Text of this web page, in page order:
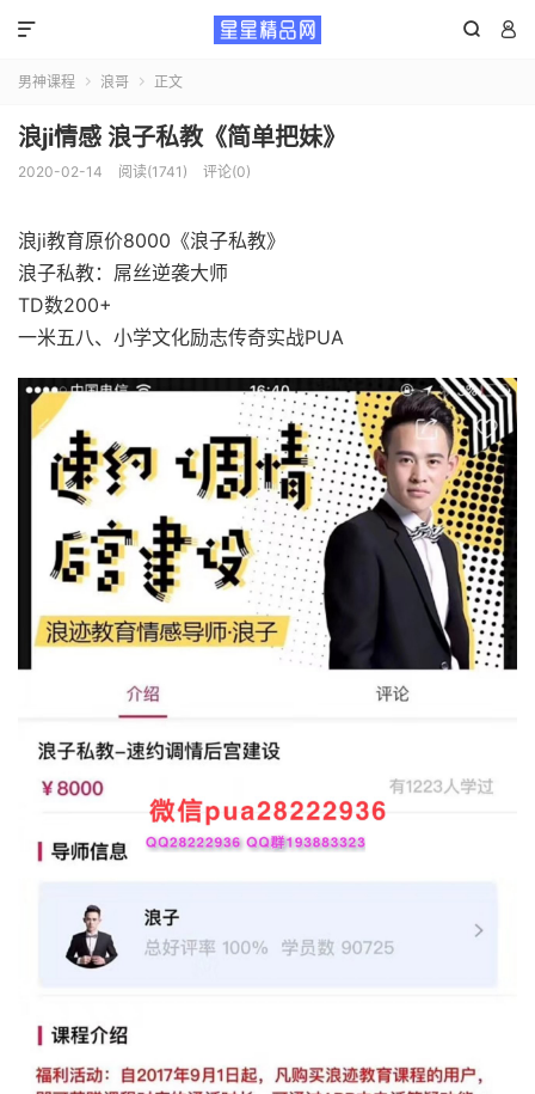
 

男神课程  浪哥  正文
浪ji情感 浪子私教《简单把妹》
2020-02-14 阅读(1741) 评论(0)
浪ji教育原价8000《浪子私教》
浪子私教：屌丝逆袭大师
TD数200+
一米五八、小学文化励志传奇实战PUA